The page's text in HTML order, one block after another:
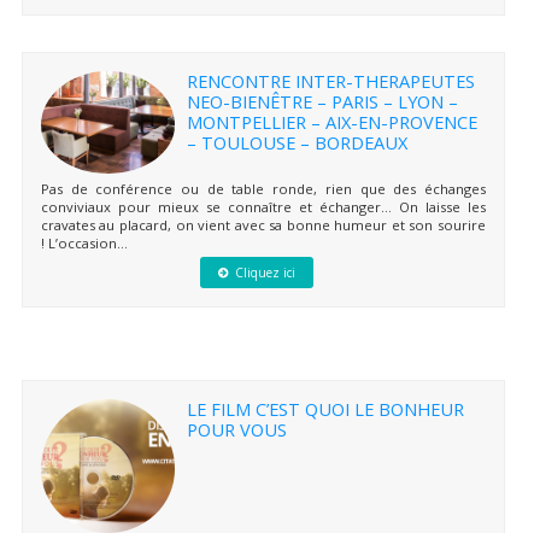
RENCONTRE INTER-THERAPEUTES
NEO-BIENÊTRE – PARIS – LYON –
MONTPELLIER – AIX-EN-PROVENCE
– TOULOUSE – BORDEAUX
Pas de conférence ou de table ronde, rien que des échanges
conviviaux pour mieux se connaître et échanger… On laisse les
cravates au placard, on vient avec sa bonne humeur et son sourire
! L’occasion...
Cliquez ici
LE FILM C’EST QUOI LE BONHEUR
POUR VOUS